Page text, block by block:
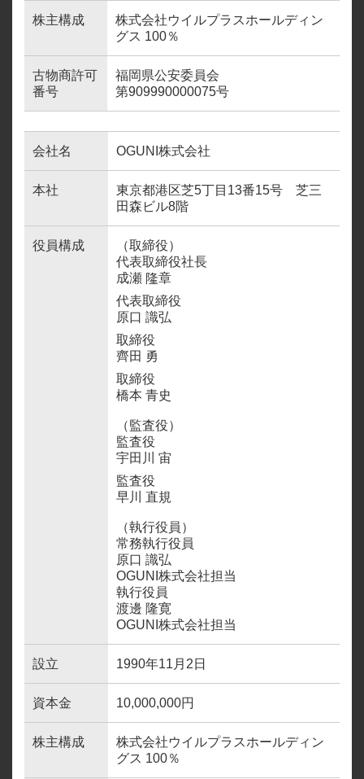
株主構成
株式会社ウイルプラスホールディン
グス 100％
古物商許可
番号
福岡県公安委員会
第909990000075号
会社名 OGUNI株式会社
本社
東京都港区芝5丁目13番15号 芝三
田森ビル8階
役員構成
（取締役）
代表取締役社長
成瀬 隆章
代表取締役
原口 識弘
取締役
齊田 勇
取締役
橋本 青史
（監査役）
監査役
宇田川 宙
監査役
早川 直規
（執行役員）
常務執行役員
原口 識弘
OGUNI株式会社担当
執行役員
渡邊 隆寛
OGUNI株式会社担当
設立 1990年11月2日
資本金 10,000,000円
株主構成
株式会社ウイルプラスホールディン
グス 100％